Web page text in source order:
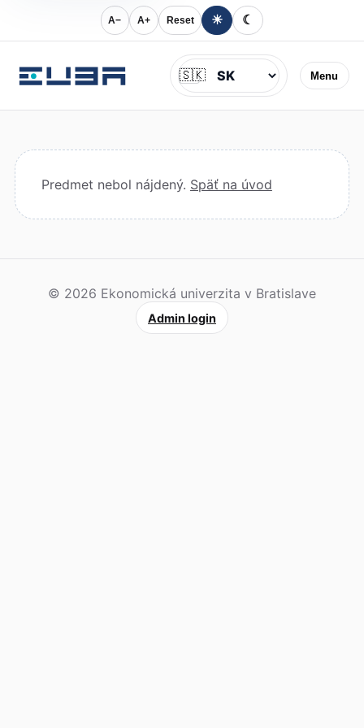
A− A+ Reset ☀ ☾
Menu
Jazyk
🇸🇰
Predmet nebol nájdený. Späť na úvod
© 2026 Ekonomická univerzita v Bratislave
Admin login